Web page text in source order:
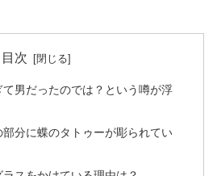
目次
男だったのでは？という噂が浮
分に蝶のタトゥーが彫られてい